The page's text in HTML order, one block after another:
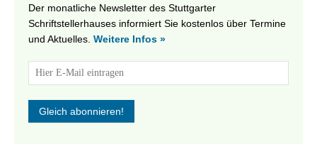
Der monatliche Newsletter des Stuttgarter
Schriftstellerhauses informiert Sie kostenlos über Termine
und Aktuelles. Weitere Infos »